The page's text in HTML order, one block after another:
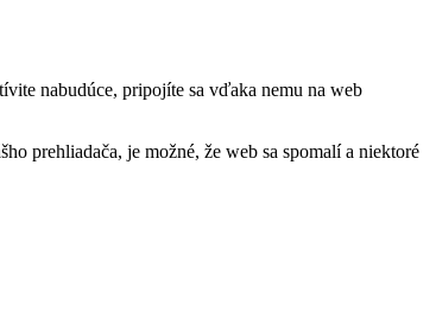
nabudúce, pripojíte sa vďaka nemu na web
prehliadača, je možné, že web sa spomalí a niektoré